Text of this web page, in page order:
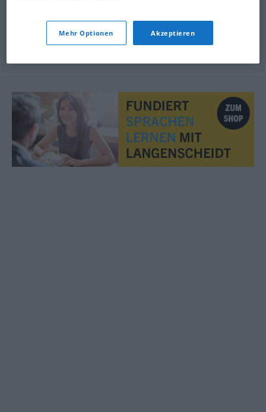
vertun (ugs.), wegwerfen (ugs.)
Mehr Optionen Akzeptieren